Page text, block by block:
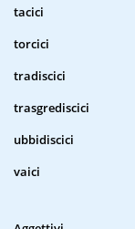
tacici
torcici
tradiscici
trasgrediscici
ubbidiscici
vaici